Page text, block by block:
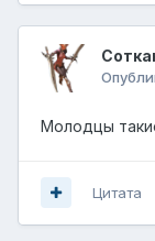
Молодцы
Цитата